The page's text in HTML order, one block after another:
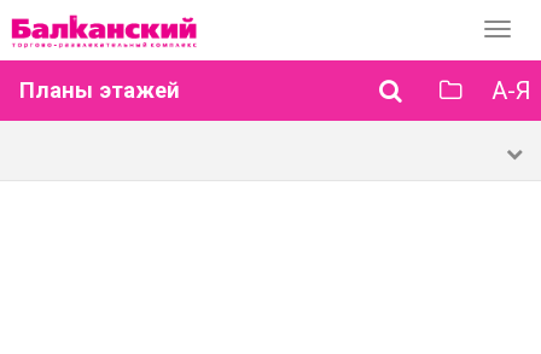
Планы этажей А-Я